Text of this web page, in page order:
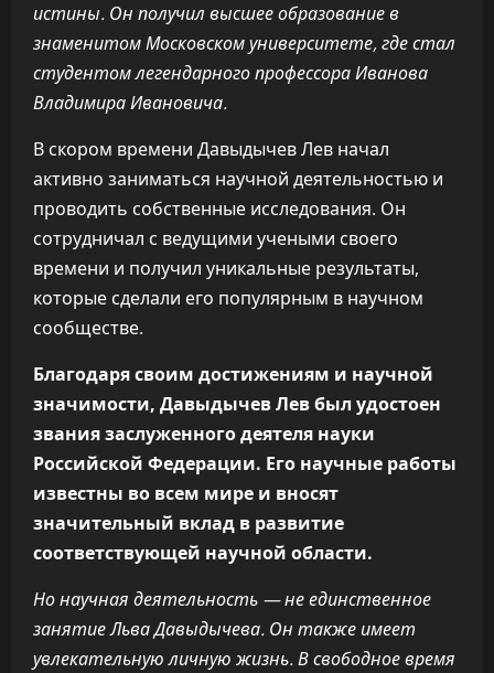
истины. Он получил высшее образование в
знаменитом Московском университете, где стал
студентом легендарного профессора Иванова
Владимира Ивановича.
В скором времени Давыдычев Лев начал
активно заниматься научной деятельностью и
проводить собственные исследования. Он
сотрудничал с ведущими учеными своего
времени и получил уникальные результаты,
которые сделали его популярным в научном
сообществе.
Благодаря своим достижениям и научной
значимости, Давыдычев Лев был удостоен
звания заслуженного деятеля науки
Российской Федерации. Его научные работы
известны во всем мире и вносят
значительный вклад в развитие
соответствующей научной области.
Но научная деятельность — не единственное
занятие Льва Давыдычева. Он также имеет
увлекательную личную жизнь. В свободное время